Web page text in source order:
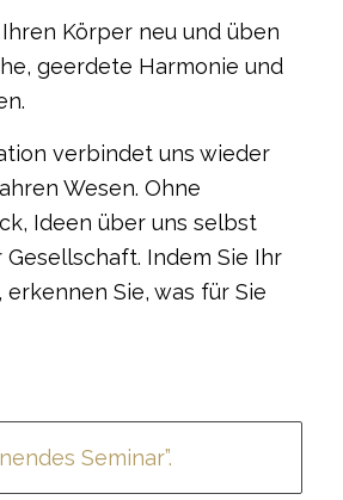
Körper neu und üben
geerdete Harmonie und
verbindet uns wieder
Wesen. Ohne
Ideen über uns selbst
Indem Sie Ihr
Sie, was für Sie
Seminar”.